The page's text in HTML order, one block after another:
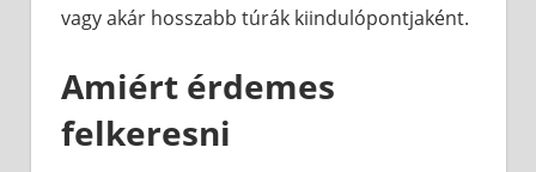
vagy akár hosszabb túrák kiindulópontjaként.
Amiért érdemes
felkeresni